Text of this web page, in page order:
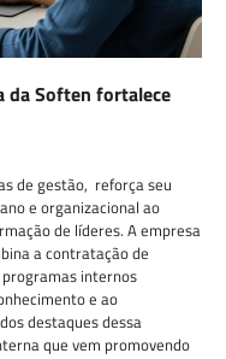
da Soften fortalece
de gestão, reforça seu
e organizacional ao
de líderes. A empresa
a contratação de
internos
e ao
destaques dessa
que vem promovendo